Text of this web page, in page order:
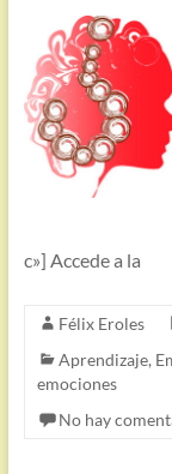
c»] Accede a la
Félix Eroles
Aprendizaje,
emociones
No hay